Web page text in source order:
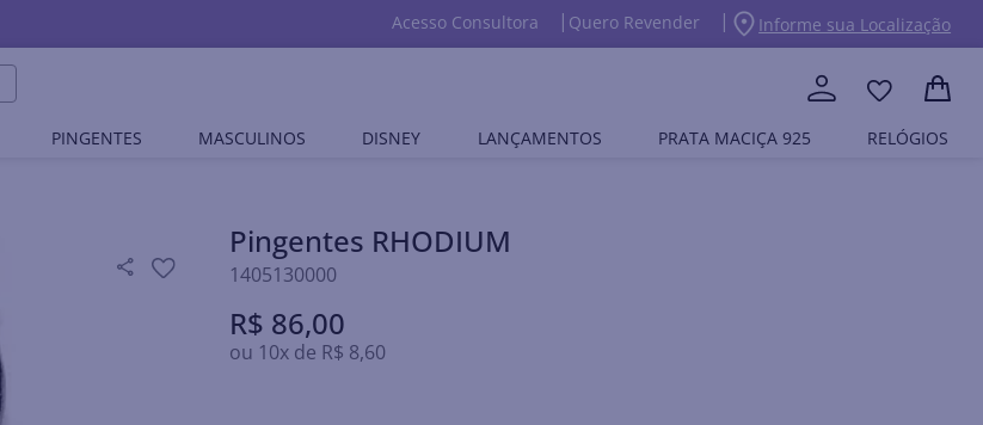
Acesso Consultora Quero Revender Informe sua Localização
PINGENTES MASCULINOS DISNEY LANÇAMENTOS PRATA MACIÇA 925 RELÓGIOS
Pingentes RHODIUM
1405130000
R$ 86,00
ou 10x de R$ 8,60